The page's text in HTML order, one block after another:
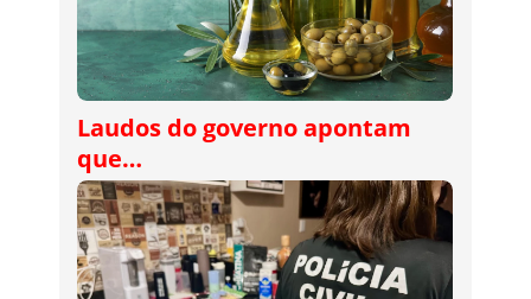
Laudos do governo apontam
que…